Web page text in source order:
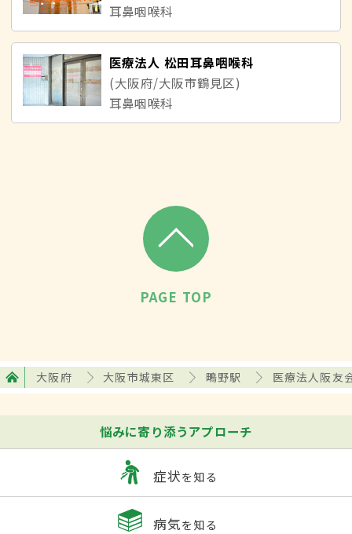
耳鼻咽喉科
医療法人 松田耳鼻咽喉科
(大阪府/大阪市鶴見区)
耳鼻咽喉科
PAGE TOP
大阪府 大阪市城東区 鴫野駅 医療法人阪友
悩みに寄り添うアプローチ
症状を知る
病気を知る